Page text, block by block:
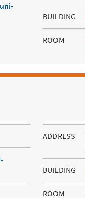
BUILDING
ROOM
ADDRESS
BUILDING
ROOM